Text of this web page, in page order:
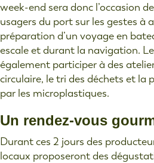
week-end sera donc l’occasion
usagers du port sur les gestes à
préparation d’un voyage en
escale et durant la navigation.
également participer à des
circulaire, le tri des déchets et la
par les microplastiques.
Un rendez-vous
Durant ces 2 jours des
locaux proposeront des